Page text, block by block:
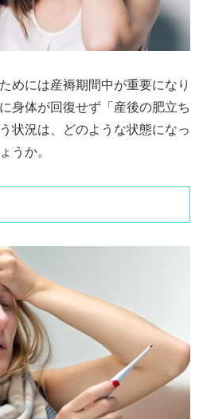
めには産褥期間中が重要になり
身体が回復せず「産後の肥立ち
状況は、どのような状態になっ
うか。